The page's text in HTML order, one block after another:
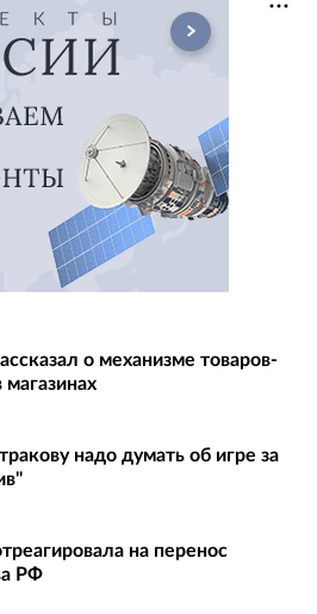
о механизме товаров-
надо думать об игре за
на перенос
РФ